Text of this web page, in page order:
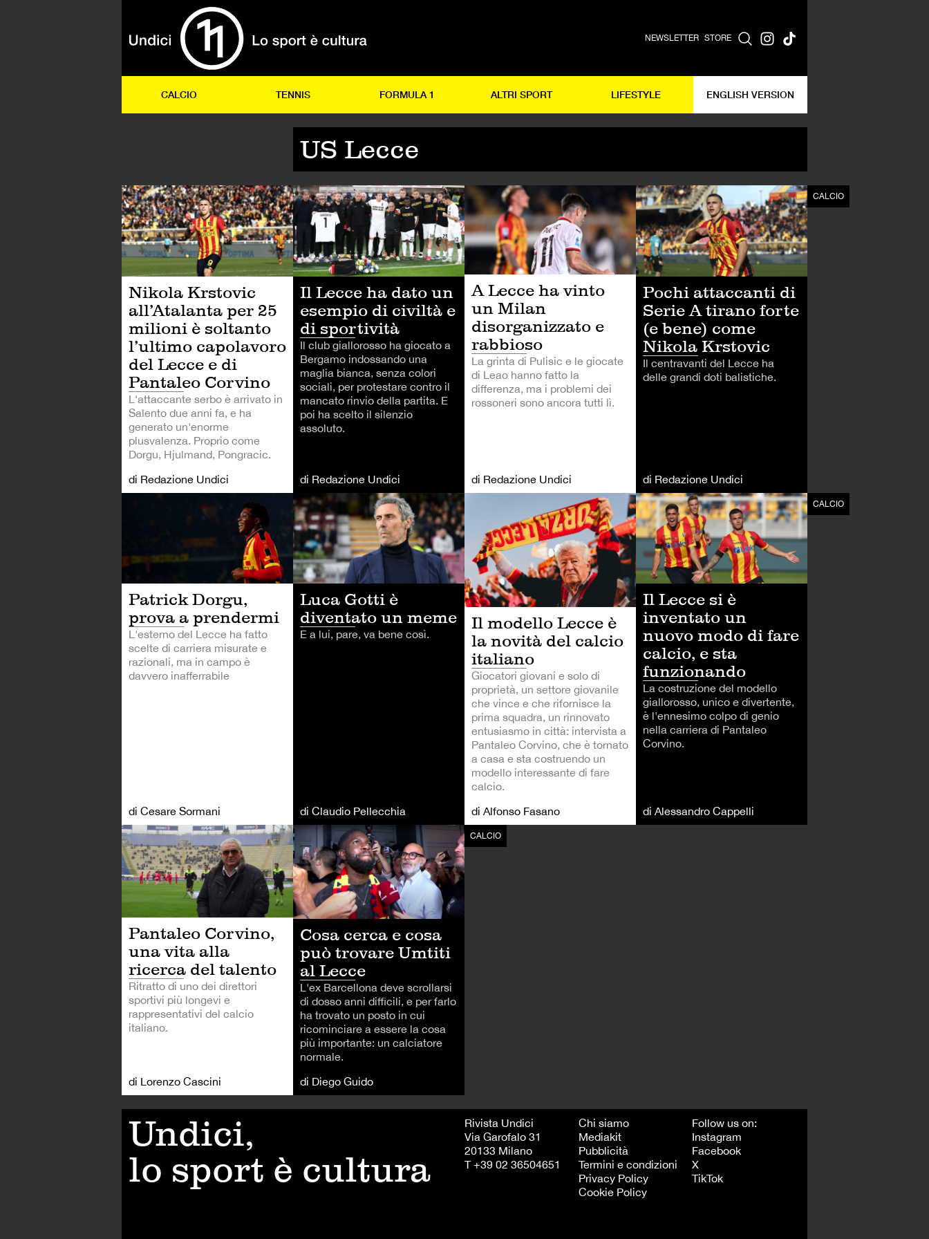
NEWSLETTER STORE
CALCIO TENNIS FORMULA 1 ALTRI SPORT LIFESTYLE ENGLISH VERSION
US Lecce
CALCIO
Nikola Krstovic
all’Atalanta per 25
milioni è soltanto
l’ultimo capolavoro
del Lecce e di
Pantaleo Corvino
L'attaccante serbo è arrivato in
Salento due anni fa, e ha
generato un'enorme
plusvalenza. Proprio come
Dorgu, Hjulmand, Pongracic.
di Redazione Undici
CALCIO
Il Lecce ha dato un
esempio di civiltà e
di sportività
Il club giallorosso ha giocato a
Bergamo indossando una
maglia bianca, senza colori
sociali, per protestare contro il
mancato rinvio della partita. E
poi ha scelto il silenzio
assoluto.
di Redazione Undici
CALCIO
A Lecce ha vinto
un Milan
disorganizzato e
rabbioso
La grinta di Pulisic e le giocate
di Leao hanno fatto la
differenza, ma i problemi dei
rossoneri sono ancora tutti lì.
di Redazione Undici
CALCIO
Pochi attaccanti di
Serie A tirano forte
(e bene) come
Nikola Krstovic
Il centravanti del Lecce ha
delle grandi doti balistiche.
di Redazione Undici
CALCIO
Patrick Dorgu,
prova a prendermi
L'esterno del Lecce ha fatto
scelte di carriera misurate e
razionali, ma in campo è
davvero inafferrabile
di Cesare Sormani
Luca Gotti è
diventato un meme
E a lui, pare, va bene così.
di Claudio Pellecchia
CALCIO
Il modello Lecce è
la novità del calcio
italiano
Giocatori giovani e solo di
proprietà, un settore giovanile
che vince e che rifornisce la
prima squadra, un rinnovato
entusiasmo in città: intervista a
Pantaleo Corvino, che è tornato
a casa e sta costruendo un
modello interessante di fare
calcio.
di Alfonso Fasano
CALCIO
Il Lecce si è
inventato un
nuovo modo di fare
calcio, e sta
funzionando
La costruzione del modello
giallorosso, unico e divertente,
è l'ennesimo colpo di genio
nella carriera di Pantaleo
Corvino.
di Alessandro Cappelli
Pantaleo Corvino,
una vita alla
ricerca del talento
Ritratto di uno dei direttori
sportivi più longevi e
rappresentativi del calcio
italiano.
di Lorenzo Cascini
CALCIO
Cosa cerca e cosa
può trovare Umtiti
al Lecce
L'ex Barcellona deve scrollarsi
di dosso anni difficili, e per farlo
ha trovato un posto in cui
ricominciare a essere la cosa
più importante: un calciatore
normale.
di Diego Guido
Undici,
lo sport è cultura
Rivista Undici
Via Garofalo 31
20133 Milano
T +39 02 36504651
Chi siamo
Mediakit
Pubblicità
Termini e condizioni
Privacy Policy
Cookie Policy
Follow us on:
Instagram
Facebook
X
TikTok